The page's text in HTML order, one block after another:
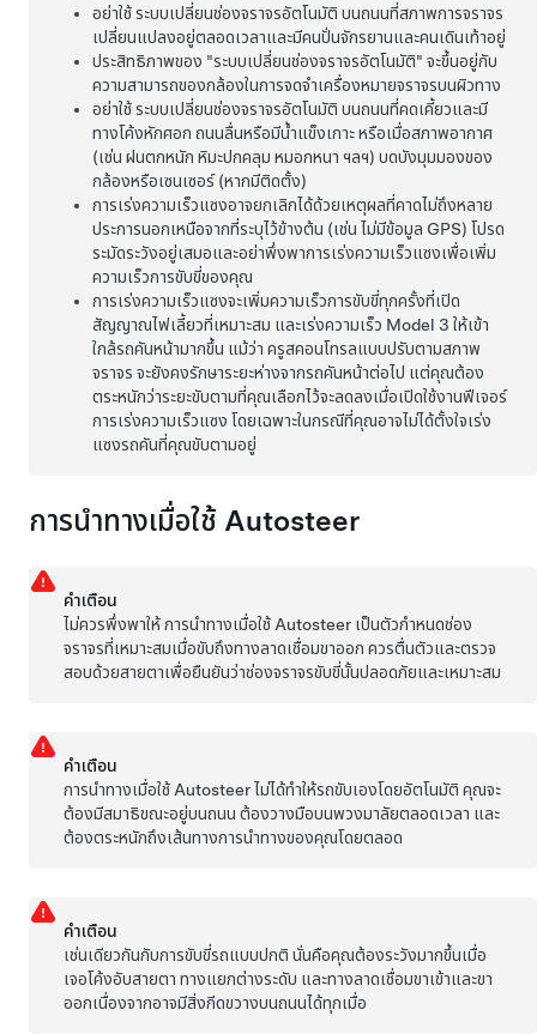
อย่าใช้ระบบเปลี่ยนช่องจราจรอัตโนมัติ บนถนนที่สภาพการจราจร
เปลี่ยนแปลงอยู่ตลอดเวลาและมีคนปั่นจักรยานและคนเดินเท้าอยู่
ประสิทธิภาพของ "ระบบเปลี่ยนช่องจราจรอัตโนมัติ" จะขึ้นอยู่กับ
ความสามารถของกล้องในการจดจำเครื่องหมายจราจรบนผิวทาง
อย่าใช้ระบบเปลี่ยนช่องจราจรอัตโนมัติ บนถนนที่คดเคี้ยวและมี
ทางโค้งหักศอก ถนนลื่นหรือมีน้ำแข็งเกาะ หรือเมื่อสภาพอากาศ
(เช่น ฝนตกหนัก หิมะปกคลุม หมอกหนา ฯลฯ) บดบังมุมมองของ
กล้องหรือเซนเซอร์ (หากมีติดตั้ง)
การเร่งความเร็วแซงอาจยกเลิกได้ด้วยเหตุผลที่คาดไม่ถึงหลาย
ประการนอกเหนือจากที่ระบุไว้ข้างต้น (เช่น ไม่มีข้อมูล GPS) โปรด
ระมัดระวังอยู่เสมอและอย่าพึ่งพาการเร่งความเร็วแซงเพื่อเพิ่ม
ความเร็วการขับขี่ของคุณ
การเร่งความเร็วแซงจะเพิ่มความเร็วการขับขี่ทุกครั้งที่เปิด
สัญญาณไฟเลี้ยวที่เหมาะสม และเร่งความเร็ว Model 3 ให้เข้า
ใกล้รถคันหน้ามากขึ้น แม้ว่าครูสคอนโทรลแบบปรับตามสภาพ
จราจร จะยังคงรักษาระยะห่างจากรถคันหน้าต่อไป แต่คุณต้อง
ตระหนักว่าระยะขับตามที่คุณเลือกไว้จะลดลงเมื่อเปิดใช้งานฟีเจอร์
การเร่งความเร็วแซง โดยเฉพาะในกรณีที่คุณอาจไม่ได้ตั้งใจเร่ง
แซงรถคันที่คุณขับตามอยู่
การนำทางเมื่อใช้ Autosteer
คำเตือน
ไม่ควรพึ่งพาให้การนำทางเมื่อใช้ Autosteer เป็นตัวกำหนดช่อง
จราจรที่เหมาะสมเมื่อขับถึงทางลาดเชื่อมขาออก ควรตื่นตัวและตรวจ
สอบด้วยสายตาเพื่อยืนยันว่าช่องจราจรขับขี่นั้นปลอดภัยและเหมาะสม
คำเตือน
การนำทางเมื่อใช้ Autosteer ไม่ได้ทำให้รถขับเองโดยอัตโนมัติ คุณจะ
ต้องมีสมาธิขณะอยู่บนถนน ต้องวางมือบนพวงมาลัยตลอดเวลา และ
ต้องตระหนักถึงเส้นทางการนำทางของคุณโดยตลอด
คำเตือน
เช่นเดียวกันกับการขับขี่รถแบบปกติ นั่นคือคุณต้องระวังมากขึ้นเมื่อ
เจอโค้งอับสายตา ทางแยกต่างระดับ และทางลาดเชื่อมขาเข้าและขา
ออกเนื่องจากอาจมีสิ่งกีดขวางบนถนนได้ทุกเมื่อ